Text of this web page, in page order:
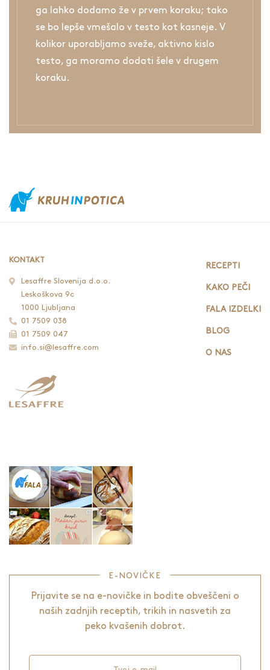
ga lahko dodamo že v prvem koraku; tako
se bo lepše vmešalo v testo kot kasneje. V
kolikor uporabljamo sveže, aktivno kislo
testo, ga moramo dodati šele v drugem
koraku.
KONTAKT
Lesaffre Slovenija d.o.o.
Leskoškova 9c
1000 Ljubljana
01 7509 038
01 7509 047
info.si@lesaffre.com
RECEPTI
KAKO PEČI
FALA IZDELKI
BLOG
O NAS
E-NOVIČKE
Prijavite se na e-novičke in bodite obveščeni o
naših zadnjih receptih, trikih in nasvetih za
peko kvašenih dobrot.